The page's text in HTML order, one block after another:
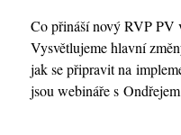
Co přináší nový RVP PV
Vysvětlujeme hlavní
jak se připravit na
jsou webináře s